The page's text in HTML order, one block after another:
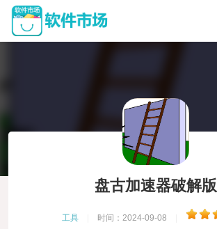
盘古加速器破解版
工具 时间：2024-09-08